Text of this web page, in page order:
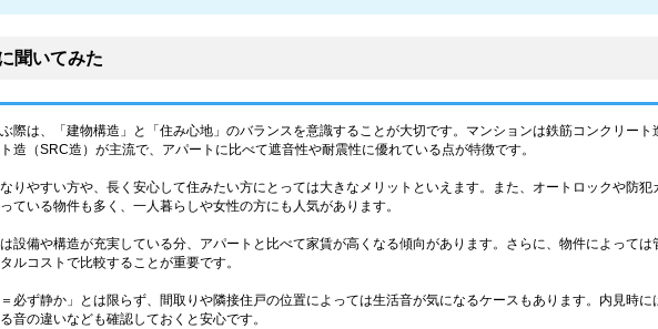
聞いてみた
際は、「建物構造」と「住み心地」のバランスを意識することが大切です。マンションは鉄筋コンクリート
造（SRC造）が主流で、アパートに比べて遮音性や耐震性に優れている点が特徴です。
りやすい方や、長く安心して住みたい方にとっては大きなメリットといえます。また、オートロックや防犯
ている物件も多く、一人暮らしや女性の方にも人気があります。
設備や構造が充実している分、アパートと比べて家賃が高くなる傾向があります。さらに、物件によっては
ルコストで比較することが重要です。
必ず静か」とは限らず、間取りや隣接住戸の位置によっては生活音が気になるケースもあります。内見時に
音の違いなども確認しておくと安心です。